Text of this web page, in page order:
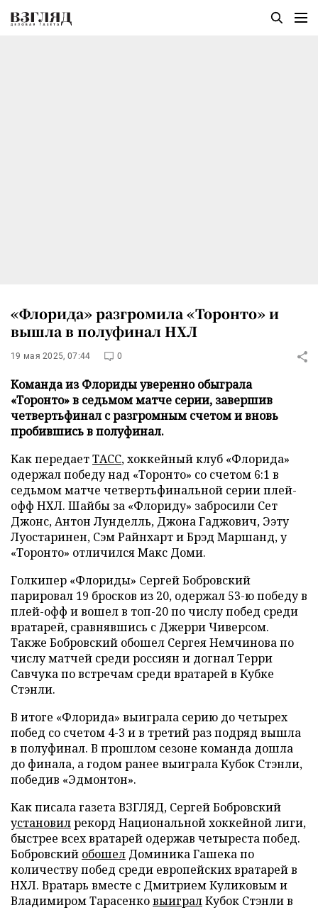
«Флорида» разгромила «Торонто» и
вышла в полуфинал НХЛ
19 мая 2025, 07:44 0
Команда из Флориды уверенно обыграла
«Торонто» в седьмом матче серии, завершив
четвертьфинал с разгромным счетом и вновь
пробившись в полуфинал.
Как передаетТАСС, хоккейный клуб «Флорида»
одержал победу над «Торонто» со счетом 6:1 в
седьмом матче четвертьфинальной серии плей-
офф НХЛ. Шайбы за «Флориду» забросили Сет
Джонс, Антон Лунделль, Джона Гаджович, Ээту
Луостаринен, Сэм Райнхарт и Брэд Маршанд, у
«Торонто» отличился Макс Доми.
Голкипер «Флориды» Сергей Бобровский
парировал 19 бросков из 20, одержал 53-ю победу в
плей-офф и вошел в топ-20 по числу побед среди
вратарей, сравнявшись с Джерри Чиверсом.
Также Бобровский обошел Сергея Немчинова по
числу матчей среди россиян и догнал Терри
Савчука по встречам среди вратарей в Кубке
Стэнли.
В итоге «Флорида» выиграла серию до четырех
побед со счетом 4-3 и в третий раз подряд вышла
в полуфинал. В прошлом сезоне команда дошла
до финала, а годом ранее выиграла Кубок Стэнли,
победив «Эдмонтон».
Как писала газета ВЗГЛЯД, Сергей Бобровский
установилрекорд Национальной хоккейной лиги,
быстрее всех вратарей одержав четыреста побед.
Бобровский обошел Доминика Гашека по
количеству побед среди европейских вратарей в
НХЛ. Вратарь вместе с Дмитрием Куликовым и
Владимиром ТарасенковыигралКубок Стэнли в